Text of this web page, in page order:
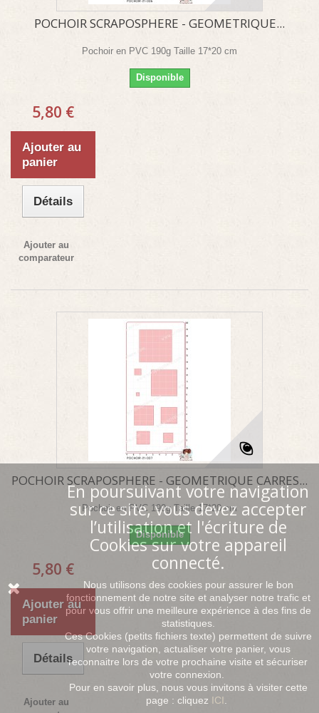
POCHOIR SCRAPOSPHERE - GEOMETRIQUE...
Pochoir en PVC 190g Taille 17*20 cm
Disponible
5,80 €
Ajouter au
panier
Détails
Ajouter au
comparateur
POCHOIR SCRAPOSPHERE - GEOMETRIQUE CARRES...
Pochoir en PVC 190g Taille 17*20 cm
Disponible
5,80 €
Ajouter au
panier
Détails
Ajouter au
En poursuivant votre navigation
sur ce site, vous devez accepter
l’utilisation et l'écriture de
Cookies sur votre appareil
connecté.
Nous utilisons des cookies pour assurer le bon
fonctionnement de notre site et analyser notre trafic et
pour vous offrir une meilleure expérience à des fins de
statistiques.
Ces Cookies (petits fichiers texte) permettent de suivre
votre navigation, actualiser votre panier, vous
reconnaitre lors de votre prochaine visite et sécuriser
votre connexion.
Pour en savoir plus, nous vous invitons à visiter cette
page : cliquez ICI